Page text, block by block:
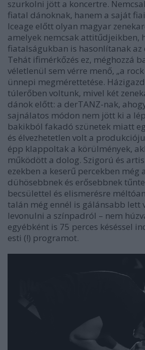
szurkolni jött a koncertre.
fiatal dánoknak, hanem a saját
Iceage előtt olyan magyar
amelyek nemcsak attitűdjeikben,
fiatalságukban is hasonlítanak az
Tehát ifimérkőzés ez, méghozzá
véletlenül sem vérre menő, „a
ünnepi megmérettetése.
túlerőben voltunk, mivel két
dánok előtt: a derTANZ-nak,
sajnálatos módon nem jött ki a
bakikból fakadó szünetek miatt
és élvezhetetlen volt a
épp klappoltak a körülmények,
működött a dolog. Szigorú és
ezekben a keserű percekben még
dühösebbnek és erősebbnek
becsülettel és elismerésre
talán még ennél is gálánsabb lett
levonulni a színpadról – nem
egyébként is 75 perces késéssel
esti (!) programot.